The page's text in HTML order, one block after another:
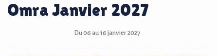
Omra Janvier 2027
Du 06 au 16 janvier 2027